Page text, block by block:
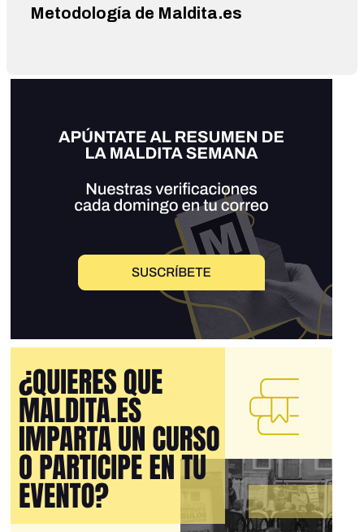
Metodología de Maldita.es